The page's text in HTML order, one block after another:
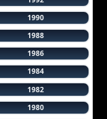
1990
1988
1986
1984
1982
1980